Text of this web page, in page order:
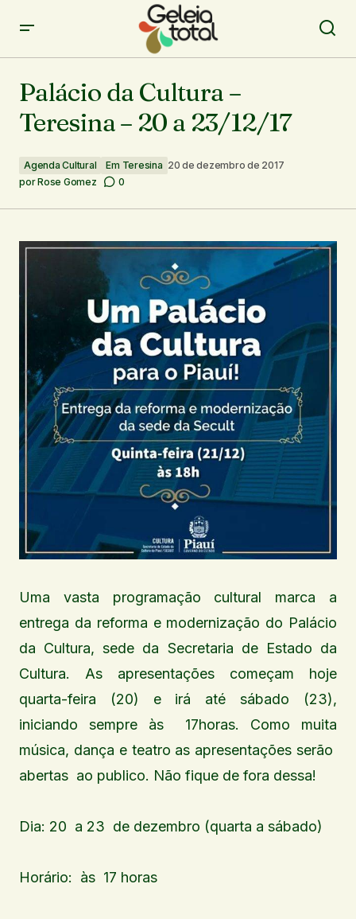
Palácio da Cultura –
Teresina – 20 a 23/12/17
Agenda Cultural Em Teresina 20 de dezembro de 2017
porRose Gomez 0
Uma vasta programação cultural marca a
entrega da reforma e modernização do Palácio
da Cultura, sede da Secretaria de Estado da
Cultura. As apresentações começam hoje
quarta-feira (20) e irá até sábado (23),
iniciando sempre às 17horas. Como muita
música, dança e teatro as apresentações serão
abertas ao publico. Não fique de fora dessa!
Dia: 20 a 23 de dezembro (quarta a sábado)
Horário: às 17 horas